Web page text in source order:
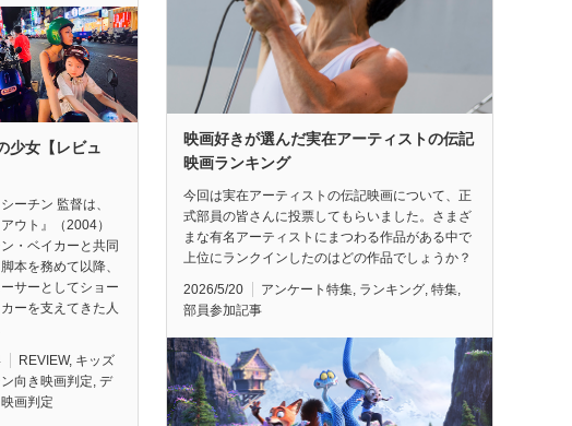
少女【レビュ
ーチン 監督は、
アウト』（2004）
・ベイカーと共同
本を務めて以降、
サーとしてショー
ーを支えてきた人
REVIEW, キッズ
向き映画判定 デ
画判定
映画好きが選んだ実在アーティストの伝記
映画ランキング
今回は実在アーティストの伝記映画について、正
式部員の皆さんに投票してもらいました。さまざ
まな有名アーティストにまつわる作品がある中で
上位にランクインしたのはどの作品でしょうか？
2026/5/20 アンケート特集, ランキング, 特集,
部員参加記事